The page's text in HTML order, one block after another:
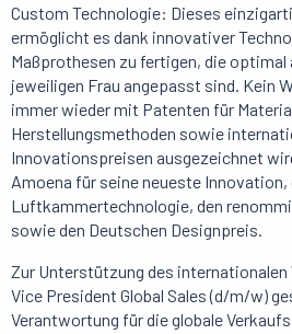
Custom Technologie: Dieses
ermöglicht es dank innovativer
Maßprothesen zu fertigen, die optimal
jeweiligen Frau angepasst sind. Kein
immer wieder mit Patenten für
Herstellungsmethoden sowie
Innovationspreisen ausgezeichnet
Amoena für seine neueste
Luftkammertechnologie, den
sowie den Deutschen Designpreis.
Zur Unterstützung des
Vice President Global Sales (d/m/w)
Verantwortung für die globale